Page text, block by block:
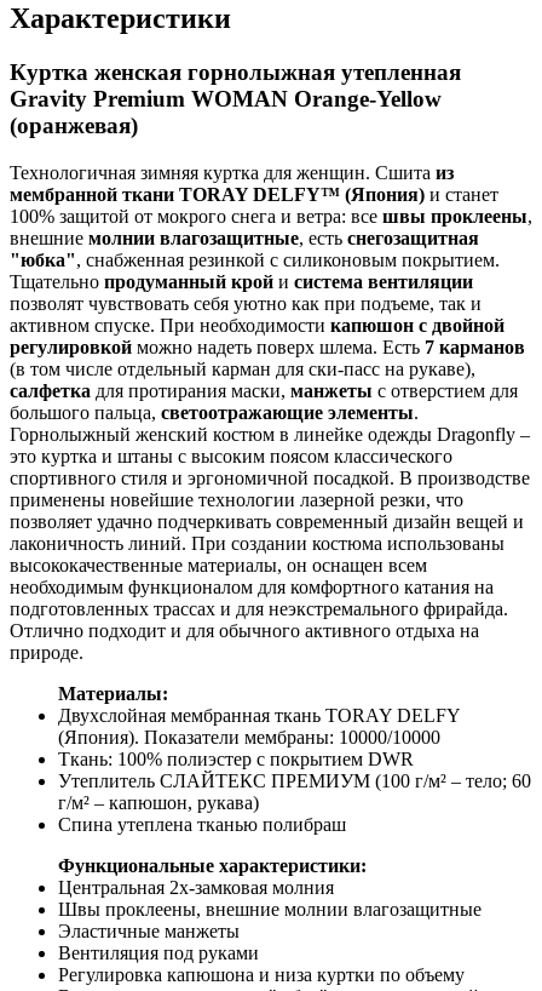
Характеристики
Куртка женская горнолыжная утепленная
Gravity Premium WOMAN Orange-Yellow
(оранжевая)
Технологичная зимняя куртка для женщин. Сшита из
мембранной ткани TORAY DELFY™ (Япония) и станет
100% защитой от мокрого снега и ветра: все швы проклеены,
внешние молнии влагозащитные, есть снегозащитная
"юбка", снабженная резинкой с силиконовым покрытием.
Тщательно продуманный крой и система вентиляции
позволят чувствовать себя уютно как при подъеме, так и
активном спуске. При необходимости капюшон с двойной
регулировкой можно надеть поверх шлема. Есть 7 карманов
(в том числе отдельный карман для ски-пасс на рукаве),
салфетка для протирания маски, манжеты с отверстием для
большого пальца, светоотражающие элементы.
Горнолыжный женский костюм в линейке одежды Dragonfly –
это куртка и штаны с высоким поясом классического
спортивного стиля и эргономичной посадкой. В производстве
применены новейшие технологии лазерной резки, что
позволяет удачно подчеркивать современный дизайн вещей и
лаконичность линий. При создании костюма использованы
высококачественные материалы, он оснащен всем
необходимым функционалом для комфортного катания на
подготовленных трассах и для неэкстремального фрирайда.
Отлично подходит и для обычного активного отдыха на
природе.
Материалы:
Двухслойная мембранная ткань TORAY DELFY
(Япония). Показатели мембраны: 10000/10000
Ткань: 100% полиэстер с покрытием DWR
Утеплитель СЛАЙТЕКС ПРЕМИУМ (100 г/м² – тело; 60
г/м² – капюшон, рукава)
Спина утеплена тканью полибраш
Функциональные характеристики:
Центральная 2х-замковая молния
Швы проклеены, внешние молнии влагозащитные
Эластичные манжеты
Вентиляция под руками
Регулировка капюшона и низа куртки по объему